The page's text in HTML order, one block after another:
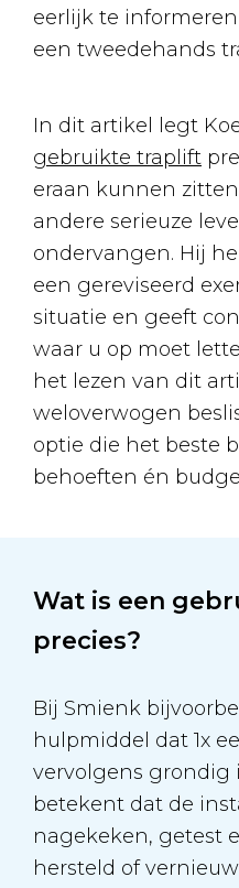
eerlijk te
een tweedehands
In dit artikel legt
gebruikte traplift
eraan kunnen
andere serieuze
ondervangen. Hij
een gereviseerd
situatie en geeft
waar u op moet
het lezen van dit
weloverwogen
optie die het beste
behoeften én
Wat is een
precies?
Bij Smienk
hulpmiddel dat 1x
vervolgens grondig
betekent dat de
nagekeken, getest
hersteld of